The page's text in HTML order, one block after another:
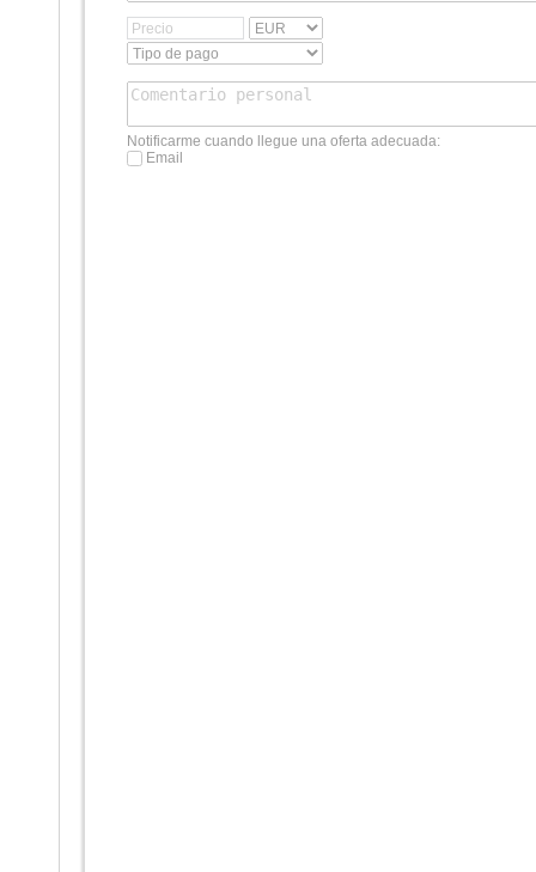
Notificarme cuando llegue una oferta adecuada:
Email